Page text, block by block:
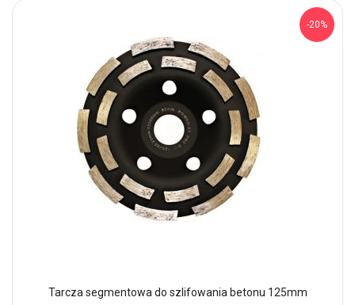
-20%
Tarcza segmentowa do szlifowania betonu 125mm